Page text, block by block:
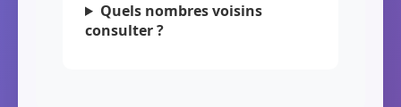
Quels nombres voisins
consulter ?